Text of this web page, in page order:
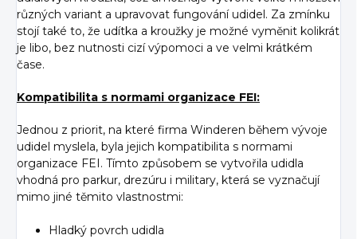
různých variant a upravovat fungování udidel. Za zmínku
stojí také to, že udítka a kroužky je možné vyměnit kolikrát
je libo, bez nutnosti cizí výpomoci a ve velmi krátkém
čase.
Kompatibilita s normami organizace FEI:
Jednou z priorit, na které firma Winderen během vývoje
udidel myslela, byla jejich kompatibilita s normami
organizace FEI. Tímto způsobem se vytvořila udidla
vhodná pro parkur, drezúru i military, která se vyznačují
mimo jiné těmito vlastnostmi:
Hladký povrch udidla